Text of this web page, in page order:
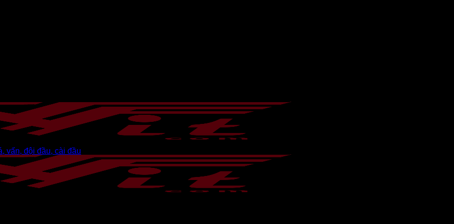
vấn, đội đầu, cài đầu